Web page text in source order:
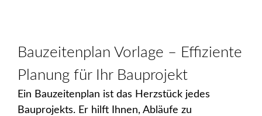
Bauzeitenplan Vorlage – Effiziente
Planung für Ihr Bauprojekt
Ein Bauzeitenplan ist das Herzstück jedes
Bauprojekts. Er hilft Ihnen, Abläufe zu